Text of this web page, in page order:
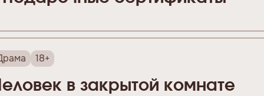
18+
в закрытой комнате